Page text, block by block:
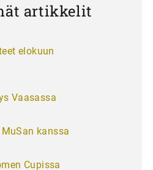
artikkelit
elokuun
Vaasassa
kanssa
Cupissa